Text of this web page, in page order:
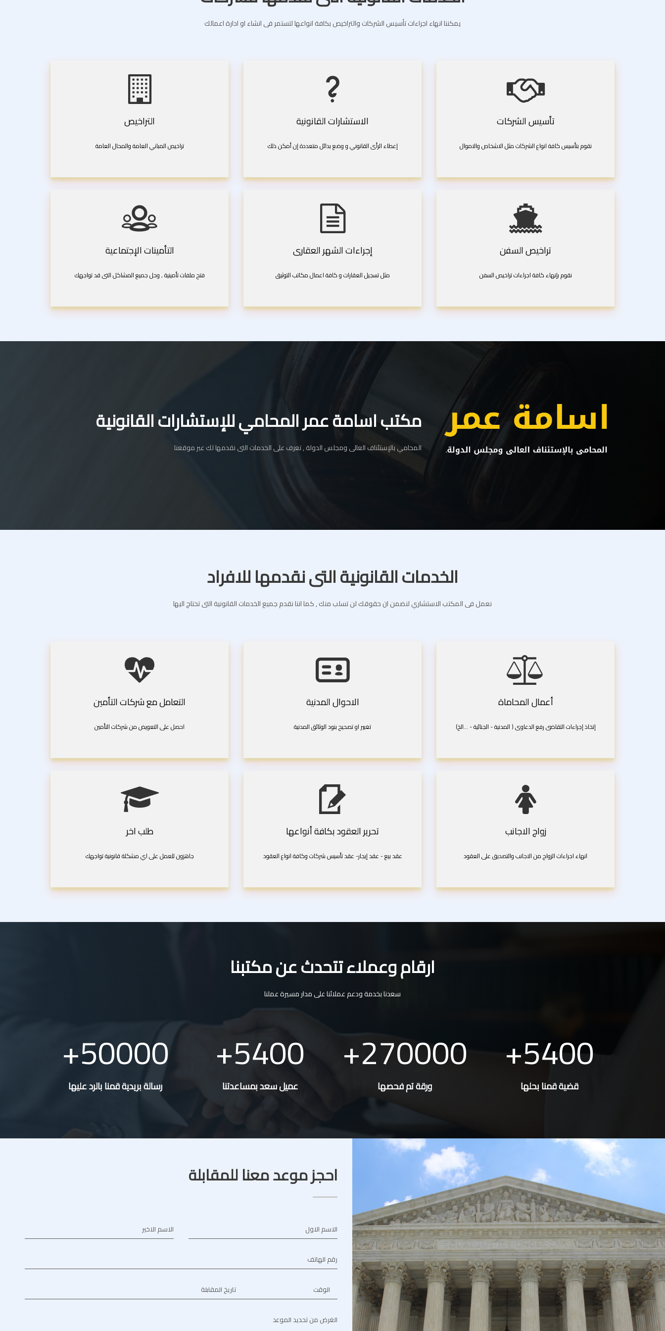
يمكننا انهاء اجراءات تأسيس الشركات والتراخيص بكافة انواعها لتستمر فى انشاء او ادارة اعمالك
تأسيس الشركات
نقوم بتأسيس كافة انواع الشركات مثل الاشخاص والاموال
الاستشارات القانونية
إعطاء الرأى القانوني و وضع بدائل متعددة إن أمكن ذلك
التراخيص
تراخيص المباني العامة والمحال العامة
تراخيص السفن
نقوم بإنهاء كافة اجراءات تراخيص السفن
إجراءات الشهر العقارى
مثل تسجيل العقارات و كافة اعمال مكاتب التوثيق
التأمينات الإجتماعية
فتح ملفات تأمينية , وحل جميع المشاكل التى قد تواجهك
مكتب اسامة عمر المحامي للإستشارات القانونية
المحامي بالإستئناف العالى ومجلس الدولة , تعرف على الخدمات التى نقدمها لك عبر موقعنا
الخدمات القانونية التى نقدمها للافراد
نعمل فى المكتب الاستشاري لنضمن ان حقوقك لن تسلب منك , كما اننا نقدم جميع الخدمات القانونية التى تحتاج اليها
أعمال المحاماة
إتخاذ إجراءات التقاضى رفع الدعاوى ( المدنية - الجنائية - ...الخ)
الاحوال المدنية
تغيير او تصحيح بنود الوثائق المدنية
التعامل مع شركات التأمين
احصل على التعويض من شركات التأمين
زواج الاجانب
انهاء اجراءات الزواج من الاجانب والتصديق على العقود
تحرير العقود بكافة أنواعها
عقد بيع - عقد إيجار- عقد تأسيس شركات وكافة انواع العقود
طلب اخر
جاهزون للعمل على اي مشكلة قانونية تواجهك
ارقام وعملاء تتحدث عن مكتبنا
سعدنا بخدمة ودعم عملائنا على مدار مسيرة عملنا
5400
قضية قمنا بحلها
270000
ورقة تم فحصها
5400
عميل سعد بمساعدتنا
50000
رسالة بريدية قمنا بالرد عليها
احجز موعد معنا للمقابلة
الاسم الاول الاسم الاخير
رقم الهاتف
تاريخ المقابلة الوقت
الغرض من تحديد الموعد